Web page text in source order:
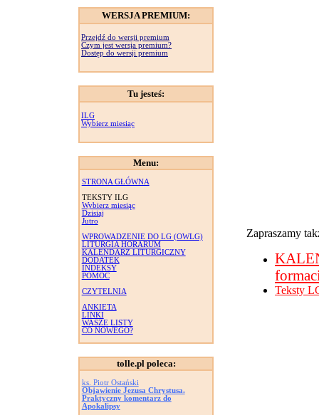
WERSJA PREMIUM:
Przejdź do wersji premium
Czym jest wersja premium?
Dostęp do wersji premium
Tu jesteś:
ILG
Wybierz miesiąc
Menu:
STRONA GŁÓWNA
TEKSTY ILG
Wybierz miesiąc
Dzisiaj
Jutro
WPROWADZENIE DO LG (OWLG)
LITURGIA HORARUM
KALENDARZ LITURGICZNY
DODATEK
INDEKSY
POMOC
CZYTELNIA
ANKIETA
LINKI
WASZE LISTY
CO NOWEGO?
tolle.pl poleca:
ks. Piotr Ostański
Objawienie Jezusa Chrystusa.
Praktyczny komentarz do
Apokalipsy
Zapraszamy
Teksty